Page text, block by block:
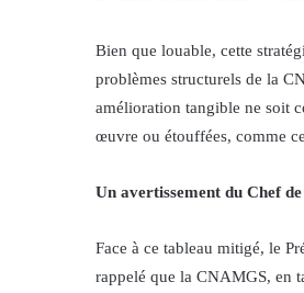
Bien que louable, cette
problèmes structurels de la
amélioration tangible ne soit
œuvre ou étouffées, comme
Un avertissement du Chef
Face à ce tableau mitigé, le
rappelé que la CNAMGS, en